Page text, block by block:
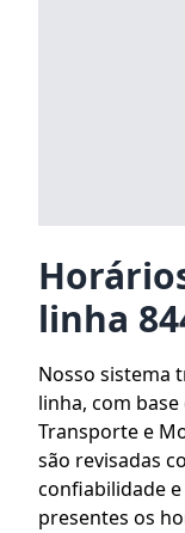
linha
Nosso sistema
linha, com
Transporte e
são revisadas
confiabilidade e
presentes os